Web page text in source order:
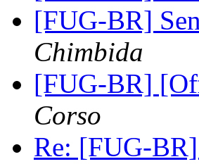
[FUG-BR]
Chimbida
[FUG-BR]
Corso
Re: [FUG-